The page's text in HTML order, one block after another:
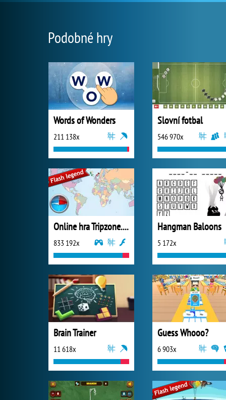
Podobné hry
Words of Wonders
211 138x
Slovní fotbal
546 970x
Online hra Tripzone.cz
833 192x
Hangman Baloons
5 172x
Brain Trainer
11 618x
Guess Whooo?
6 903x